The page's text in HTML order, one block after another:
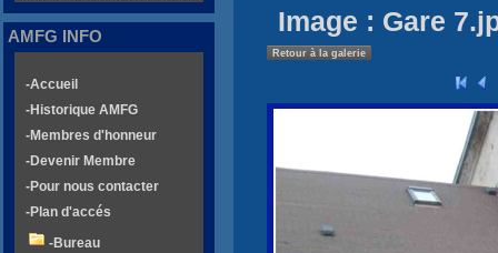
Image : Gare
Retour à la galerie
AMFG INFO
-Accueil
-Historique AMFG
-Membres d'honneur
-Devenir Membre
-Pour nous contacter
-Plan d'accés
-Bureau